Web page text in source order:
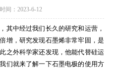
间：2023-6-12
其中经过我们长久的研究和运营，
增，研究发现石墨烯非常牢固，是
之外科学家还发现，他能代替硅运
们就来了解一下石墨电极的使用方